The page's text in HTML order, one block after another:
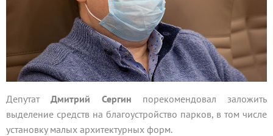
ДепутатДмитрий Сергин порекомендовал заложить
выделение средств на благоустройство парков, в том числе
установку малых архитектурных форм.